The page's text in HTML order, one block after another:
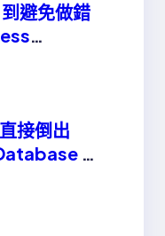
避免做錯
接倒出
資